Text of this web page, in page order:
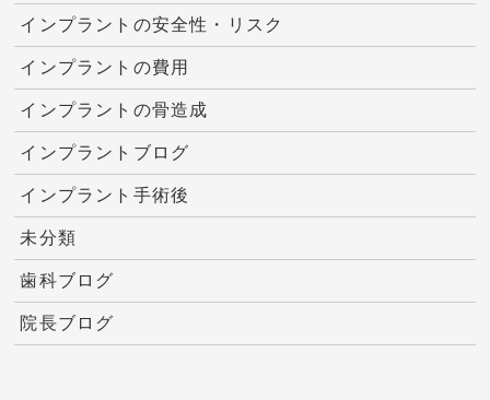
インプラントの安全性・リスク
インプラントの費用
インプラントの骨造成
インプラントブログ
インプラント手術後
未分類
歯科ブログ
院長ブログ